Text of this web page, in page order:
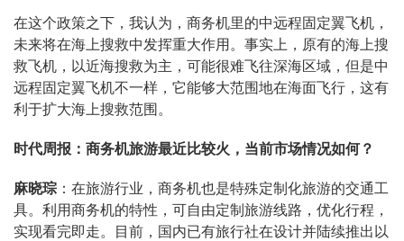
在这个政策之下，我认为，商务机里的中远程固定翼飞机，
未来将在海上搜救中发挥重大作用。事实上，原有的海上搜
救飞机，以近海搜救为主，可能很难飞往深海区域，但是中
远程固定翼飞机不一样，它能够大范围地在海面飞行，这有
利于扩大海上搜救范围。
时代周报：商务机旅游最近比较火，当前市场情况如何？
麻晓琮 ：在旅游行业，商务机也是特殊定制化旅游的交通工
具。利用商务机的特性，可自由定制旅游线路，优化行程，
实现看完即走。目前，国内已有旅行社在设计并陆续推出以